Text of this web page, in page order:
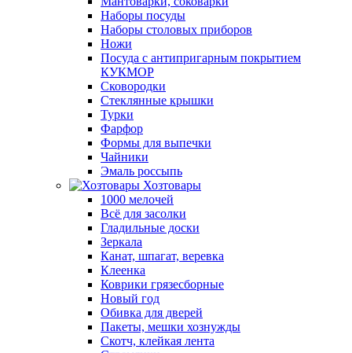
Наборы посуды
Наборы столовых приборов
Ножи
Посуда с антипригарным покрытием
КУКМОР
Сковородки
Стеклянные крышки
Турки
Фарфор
Формы для выпечки
Чайники
Эмаль россыпь
Хозтовары
1000 мелочей
Всё для засолки
Гладильные доски
Зеркала
Канат, шпагат, веревка
Клеенка
Коврики грязесборные
Новый год
Обивка для дверей
Пакеты, мешки хознужды
Скотч, клейкая лента